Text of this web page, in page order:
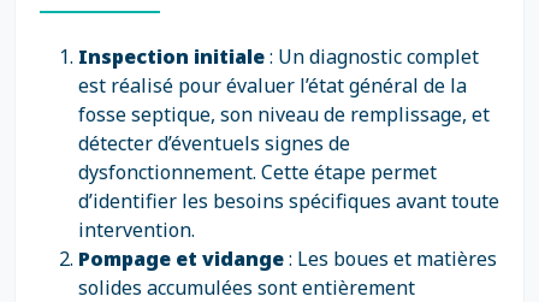
Inspection initiale: Un diagnostic complet
est réalisé pour évaluer l’état général de la
fosse septique, son niveau de remplissage, et
détecter d’éventuels signes de
dysfonctionnement. Cette étape permet
d’identifier les besoins spécifiques avant toute
intervention.
Pompage et vidange: Les boues et matières
solides accumulées sont entièrement